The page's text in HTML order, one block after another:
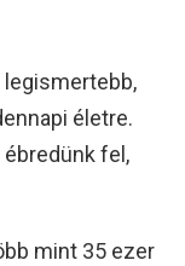
legismertebb,
életre.
fel,
mint 35 ezer